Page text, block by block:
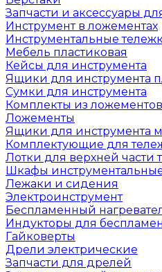
Запчасти и аксессуары
Инструмент в ложементах
Инструментальные
Мебель пластиковая
Кейсы для инструмента
Ящики для инструмента
Сумки для инструмента
Комплекты из ложементов
Ложементы
Ящики для инструмента
Комплектующие для
Лотки для верхней части
Шкафы
Лежаки и сидения
Электроинструмент
Беспламенный
Индукторы для
Гайковерты
Дрели электрические
Запчасти для дрелей